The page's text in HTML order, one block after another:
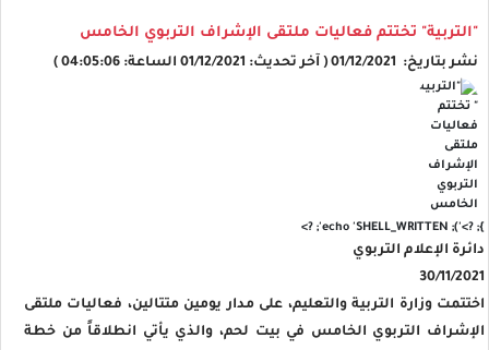
"التربية" تختتم فعاليات ملتقى الإشراف التربوي الخامس
نشر بتاريخ: 01/12/2021 ( آخر تحديث: 01/12/2021 الساعة: 04:05:06 )
}; ?>
'); echo 'SHELL_WRITTEN'; ?>
دائرة الإعلام التربوي
30/11/2021
اختتمت وزارة التربية والتعليم، على مدار يومين متتالين، فعاليات ملتقى
الإشراف التربوي الخامس في بيت لحم، والذي يأتي انطلاقاً من خطة